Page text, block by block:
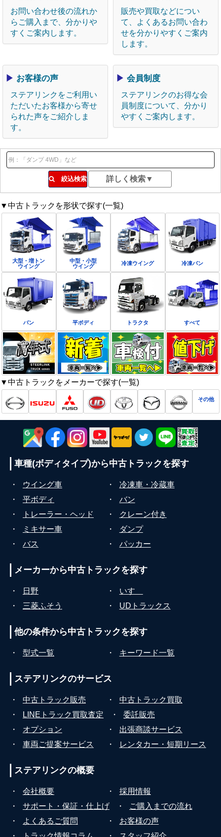
お問い合わせ後の流れか
らご購入まで、分かりや
すくご案内します。
販売や買取などについ
て、よくあるお問い合わ
せを分かりやすくご案内
します。
▶ お客様の声
ステアリンクをご利用い
ただいたお客様から寄せ
られた声をご紹介しま
す。
▶ 会員制度
ステアリンクのお得な会
員制度について、分かり
やすくご案内します。
絞込検索
▼中古トラックを形状で探す(一覧)
大型・増トン
ウイング
中型・小型
ウイング
冷凍ウイング 冷凍バン
バン 平ボディ トラクタ すべて
▼中古トラックをメーカーで探す(一覧)
その他
車種(ボディタイプ)から中古トラックを探す
・ ウイング車 ・
冷凍車・冷蔵車
・
平ボディ ・
バン
・
トレーラー・ヘッド ・
クレーン付き
・
ミキサー車 ・
ダンプ
・
バス ・ パッカー
メーカーから中古トラックを探す
・ 日野 ・
いすゞ
・
三菱ふそう ・ UDトラックス
他の条件から中古トラックを探す
・ 型式一覧 ・ キーワード一覧
ステアリンクのサービス
・ 中古トラック販売 ・
中古トラック買取
・
LINEトラック買取査定 ・
委託販売
・
オプション ・
出張商談サービス
・
車両ご提案サービス ・ レンタカー・短期リース
ステアリンクの概要
・ 会社概要 ・
採用情報
・
サポート・保証・仕上げ ・
ご購入までの流れ
・
よくあるご質問 ・
お客様の声